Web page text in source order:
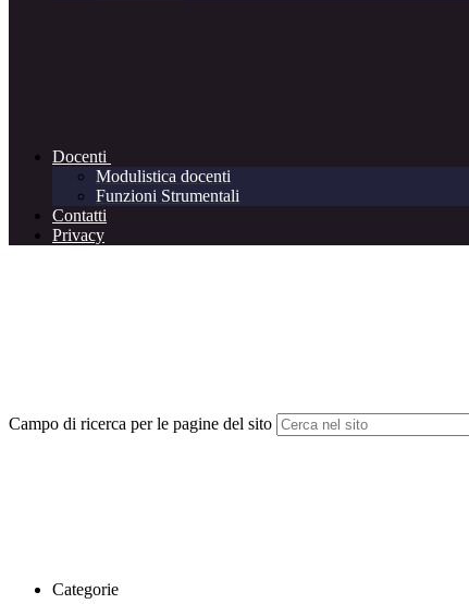
Docenti
Modulistica docenti
Funzioni Strumentali
Contatti
Privacy
Campo di ricerca per le pagine del sito
Categorie